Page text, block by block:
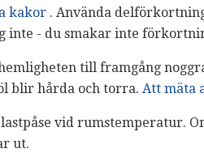
kakor . Använda
inte - du smakar inte
till framgång
blir hårda och torra. Att mäta
vid rumstemperatur.
ut.